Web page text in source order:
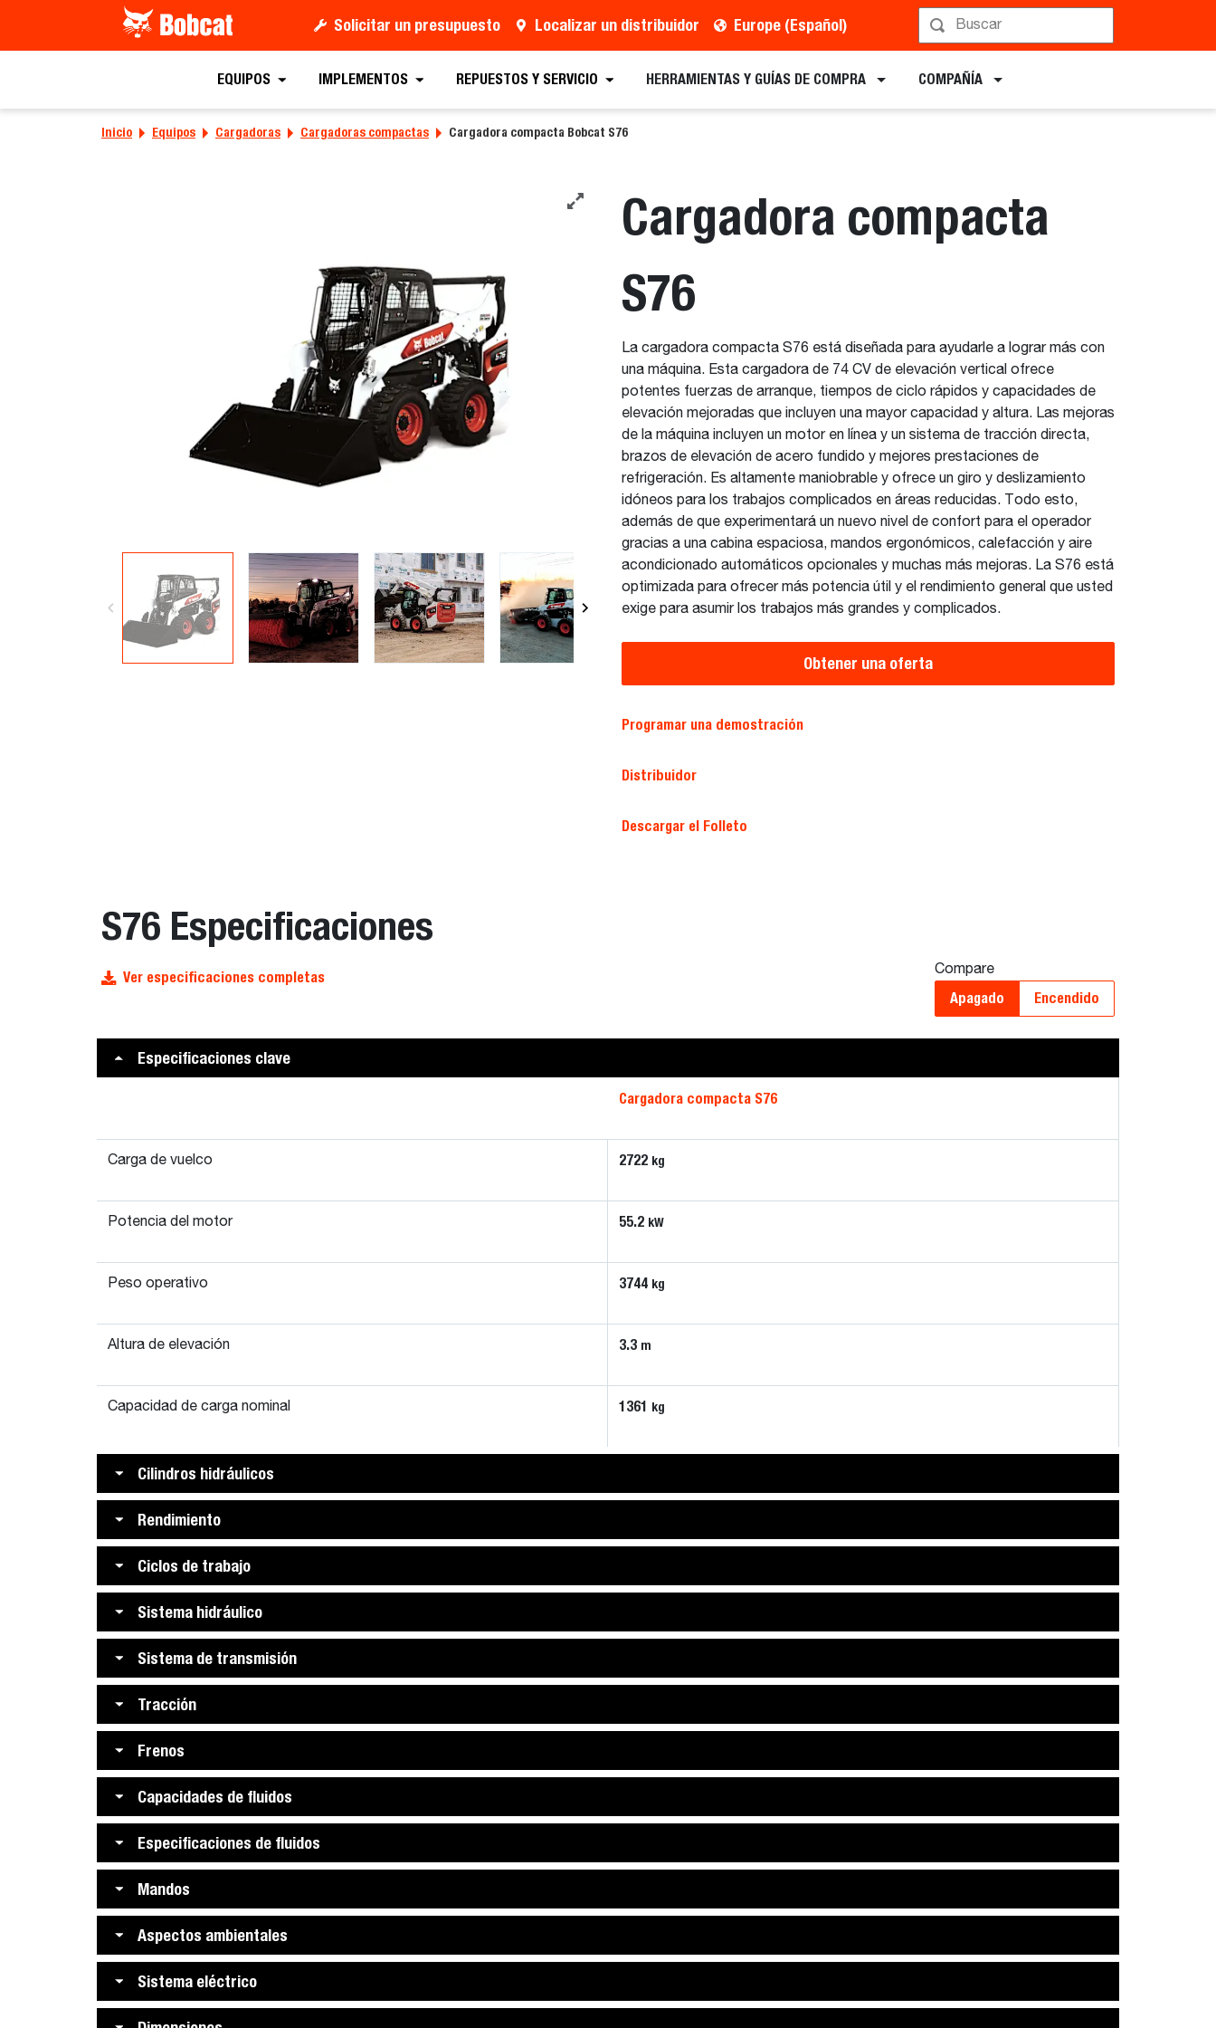
Solicitar un presupuesto Localizar un distribuidor Europe (Español)
EQUIPOS IMPLEMENTOS REPUESTOS Y SERVICIO HERRAMIENTAS Y GUÍAS DE COMPRA COMPAÑÍA
Inicio Equipos Cargadoras Cargadoras compactas Cargadora compacta Bobcat S76
Cargadora compacta
S76
La cargadora compacta S76 está diseñada para ayudarle a lograr más con
una máquina. Esta cargadora de 74 CV de elevación vertical ofrece
potentes fuerzas de arranque, tiempos de ciclo rápidos y capacidades de
elevación mejoradas que incluyen una mayor capacidad y altura. Las mejoras
de la máquina incluyen un motor en línea y un sistema de tracción directa,
brazos de elevación de acero fundido y mejores prestaciones de
refrigeración. Es altamente maniobrable y ofrece un giro y deslizamiento
idóneos para los trabajos complicados en áreas reducidas. Todo esto,
además de que experimentará un nuevo nivel de confort para el operador
gracias a una cabina espaciosa, mandos ergonómicos, calefacción y aire
acondicionado automáticos opcionales y muchas más mejoras. La S76 está
optimizada para ofrecer más potencia útil y el rendimiento general que usted
exige para asumir los trabajos más grandes y complicados.
Obtener una oferta
Programar una demostración
Distribuidor
Descargar el Folleto
S76 Especificaciones
Ver especificaciones completas Compare
Apagado Encendido
Especificaciones clave
Cargadora compacta S76
Carga de vuelco 2722 kg
Potencia del motor 55.2 kW
Peso operativo 3744 kg
Altura de elevación 3.3 m
Capacidad de carga nominal 1361 kg
Cilindros hidráulicos
Rendimiento
Ciclos de trabajo
Sistema hidráulico
Sistema de transmisión
Tracción
Frenos
Capacidades de fluidos
Especificaciones de fluidos
Mandos
Aspectos ambientales
Sistema eléctrico
Obtener una oferta Distribuidor Solicitar Folletos Programar una demostración